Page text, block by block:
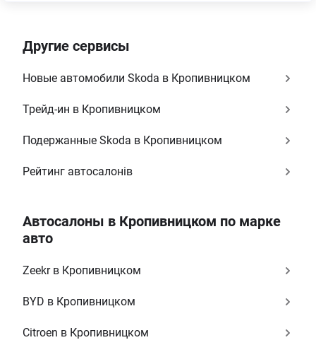
Другие сервисы
Новые автомобили Skoda в Кропивницком
Трейд-ин в Кропивницком
Подержанные Skoda в Кропивницком
Рейтинг автосалонів
Автосалоны в Кропивницком по марке
авто
Zeekr в Кропивницком
BYD в Кропивницком
Citroen в Кропивницком